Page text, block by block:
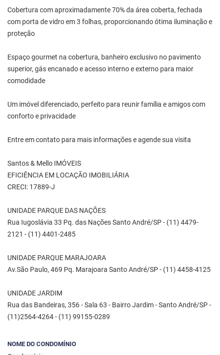
Cobertura com aproximadamente 70% da área coberta, fechada
com porta de vidro em 3 folhas, proporcionando ótima iluminação e
proteção
Espaço gourmet na cobertura, banheiro exclusivo no pavimento
superior, gás encanado e acesso interno e externo para maior
comodidade
Um imóvel diferenciado, perfeito para reunir família e amigos com
conforto e privacidade
Entre em contato para mais informações e agende sua visita
Santos & Mello IMÓVEIS
EFICIÊNCIA EM LOCAÇÃO IMOBILIÁRIA
CRECI: 17889-J
UNIDADE PARQUE DAS NAÇÕES
Rua Iugoslávia 33 Pq. das Nações Santo André/SP - (11) 4479-
2121 - (11) 4401-2485
UNIDADE PARQUE MARAJOARA
Av.São Paulo, 469 Pq. Marajoara Santo André/SP - (11) 4458-4125
UNIDADE JARDIM
Rua das Bandeiras, 356 - Sala 63 - Bairro Jardim - Santo André/SP -
(11)2564-4264 - (11) 99155-0289
NOME DO CONDOMÍNIO